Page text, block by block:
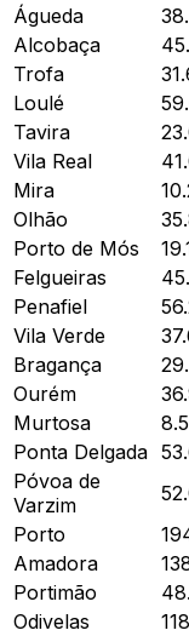
Águeda
Alcobaça
Trofa
Loulé
Tavira
Vila Real
Mira
Olhão
Porto de Mós
Felgueiras
Penafiel
Vila Verde
Bragança
Ourém
Murtosa
Ponta Delgada
Póvoa de
Varzim
Porto
Amadora
Portimão
Odivelas